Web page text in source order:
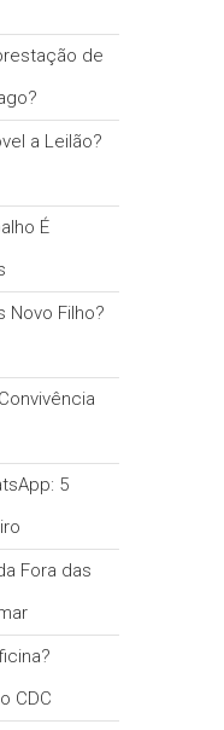
de
a Leilão?
É
Novo Filho?
5
Fora das
CDC